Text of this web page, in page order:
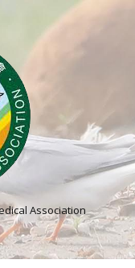
Association